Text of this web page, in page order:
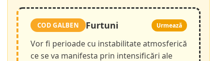
COD GALBEN Furtuni Urmează
Vor fi perioade cu instabilitate atmosferică
ce se va manifesta prin intensificări ale